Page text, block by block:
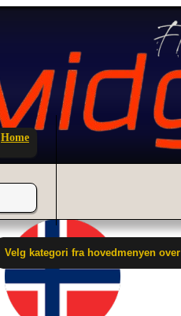
Home
Velg kategori fra hovedmenyen over